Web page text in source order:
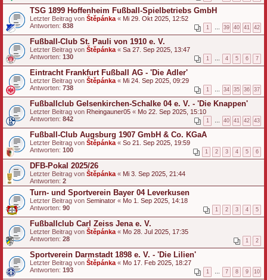
TSG 1899 Hoffenheim Fußball-Spielbetriebs GmbH
Letzter Beitrag von Štěpánka « Mi 29. Okt 2025, 12:52
Antworten: 838 1 39 40 41 42
Fußball-Club St. Pauli von 1910 e. V.
Letzter Beitrag von Štěpánka « Sa 27. Sep 2025, 13:47
Antworten: 130 1 4 5 6 7
Eintracht Frankfurt Fußball AG - 'Die Adler'
Letzter Beitrag von Štěpánka « Mi 24. Sep 2025, 09:29
Antworten: 738 1 34 35 36 37
Fußballclub Gelsenkirchen‑Schalke 04 e. V. - 'Die Knappen'
Letzter Beitrag von Rheingauner05 « Mo 22. Sep 2025, 15:10
Antworten: 842 1 40 41 42 43
Fußball-Club Augsburg 1907 GmbH & Co. KGaA
Letzter Beitrag von Štěpánka « So 21. Sep 2025, 19:59
Antworten: 100 1 2 3 4 5 6
DFB-Pokal 2025/26
Letzter Beitrag von Štěpánka « Mi 3. Sep 2025, 21:44
Antworten: 2
Turn- und Sportverein Bayer 04 Leverkusen
Letzter Beitrag von Seminator « Mo 1. Sep 2025, 14:18
Antworten: 90 1 2 3 4 5
Fußballclub Carl Zeiss Jena e. V.
Letzter Beitrag von Štěpánka « Mo 28. Jul 2025, 17:35
Antworten: 28 1 2
Sportverein Darmstadt 1898 e. V. - 'Die Lilien'
Letzter Beitrag von Štěpánka « Mo 17. Feb 2025, 18:27
Antworten: 193 1 7 8 9 10